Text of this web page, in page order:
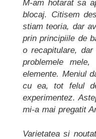
M-am hotarat sa
blocaj. Citisem
stiam teoria, dar
prin principiile de
o recapitulare,
problemele
elemente. Meniul
cu ea, tot felul
experimentez.
mi-a mai pregatit
Varietatea si